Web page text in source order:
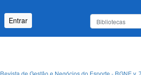
Entrar
Revista de Gestão e Negócios do Esporte - RGNE v.